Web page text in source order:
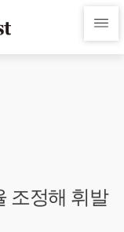
조정해 휘발